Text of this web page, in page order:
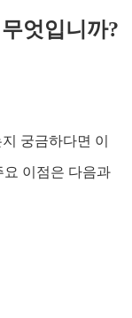
엇입니까?
궁금하다면 이
요 이점은 다음과